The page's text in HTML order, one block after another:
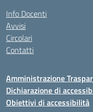
Info Docenti
Avvisi
Circolari
Contatti
Amministrazione
Dichiarazione di
Obiettivi di accessibilità